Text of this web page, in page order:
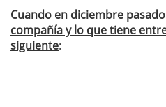
Cuando en diciembre
compañía y lo que tiene
siguiente: